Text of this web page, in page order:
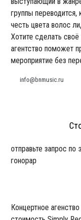
группы
честь цвета волос
Хотите сделать
агентство поможет
мероприятие без
info@bnmusic.ru
отправьте запрос
гонорар
Концертное